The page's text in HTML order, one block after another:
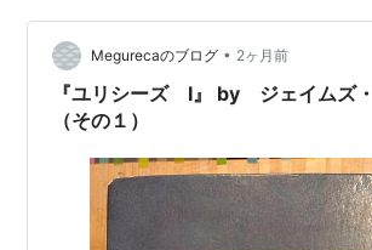
ィーブンが、学校で生徒に古代ローマ史
…
Megurecaのブログ • 2ヶ月前
『ユリシーズ Ⅰ』 by ジェイムズ
（その１）